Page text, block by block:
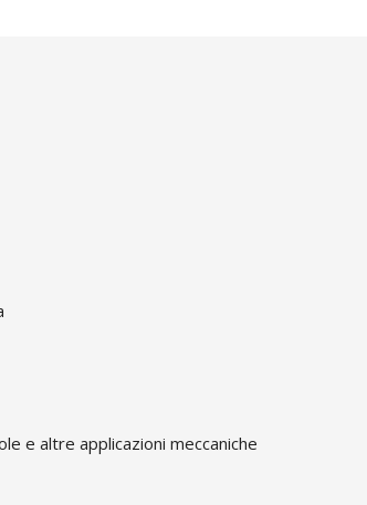
e altre applicazioni meccaniche